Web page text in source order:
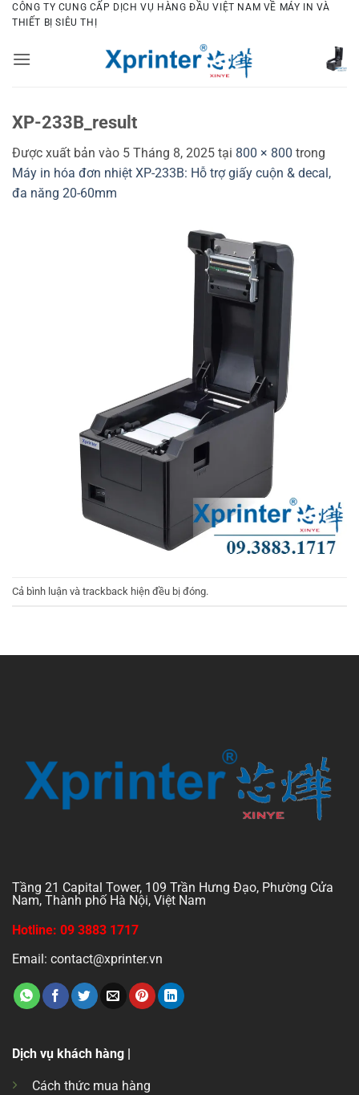
Bỏ
qua
dung
CÔNG TY CUNG CẤP DỊCH VỤ HÀNG ĐẦU VIỆT NAM VỀ MÁY IN VÀ
THIẾT BỊ SIÊU THỊ
XP-233B_result
Được xuất bản vào 5 Tháng 8, 2025 tại 800 × 800 trong
Máy in hóa đơn nhiệt XP-233B: Hỗ trợ giấy cuộn & decal,
đa năng 20-60mm
Cả bình luận và trackback hiện đều bị đóng.
Tầng 21 Capital Tower, 109 Trần Hưng Đạo, Phường Cửa
Nam, Thành phố Hà Nội, Việt Nam
Hotline: 09 3883 1717
Email: contact@xprinter.vn
Dịch vụ khách hàng |
Cách thức mua hàng